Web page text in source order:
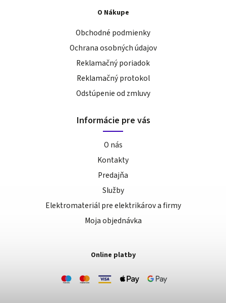
O Nákupe
Obchodné podmienky
Ochrana osobných údajov
Reklamačný poriadok
Reklamačný protokol
Odstúpenie od zmluvy
Informácie pre vás
O nás
Kontakty
Predajňa
Služby
Elektromateriál pre elektrikárov a firmy
Moja objednávka
Online platby